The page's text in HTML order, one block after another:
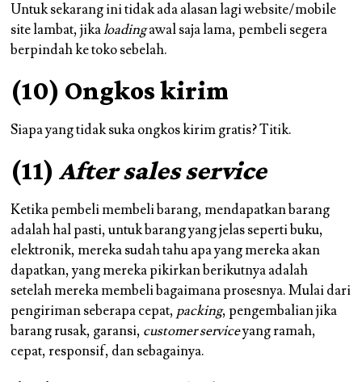
Untuk sekarang ini tidak ada alasan lagi website/mobile
site lambat, jikaloadingawal saja lama, pembeli segera
berpindah ke toko sebelah.
(10) Ongkos kirim
Siapa yang tidak suka ongkos kirim gratis? Titik.
(11) After sales service
Ketika pembeli membeli barang, mendapatkan barang
adalah hal pasti, untuk barang yang jelas seperti buku,
elektronik, mereka sudah tahu apa yang mereka akan
dapatkan, yang mereka pikirkan berikutnya adalah
setelah mereka membeli bagaimana prosesnya. Mulai dari
pengiriman seberapa cepat, packing, pengembalian jika
barang rusak, garansi, customer serviceyang ramah,
cepat, responsif, dan sebagainya.